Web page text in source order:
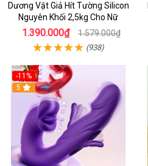
Dương Vật Giả Hít Tường Silicon
Nguyên Khối 2,5kg Cho Nữ
1.390.000₫ 1.579.000₫
(938)
-11%
5